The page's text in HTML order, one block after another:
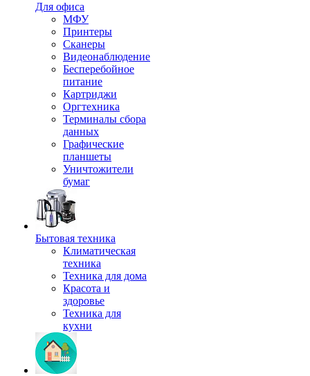
Для офиса
МФУ
Принтеры
Сканеры
Видеонаблюдение
Бесперебойное
питание
Картриджи
Оргтехника
Терминалы сбора
данных
Графические
планшеты
Уничтожители
бумаг
Бытовая техника
Климатическая
техника
Техника для дома
Красота и
здоровье
Техника для
кухни